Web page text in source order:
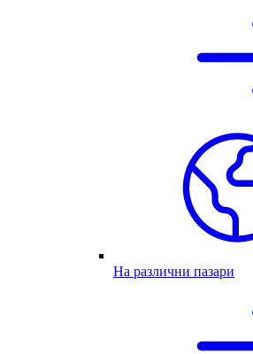
На различни пазари